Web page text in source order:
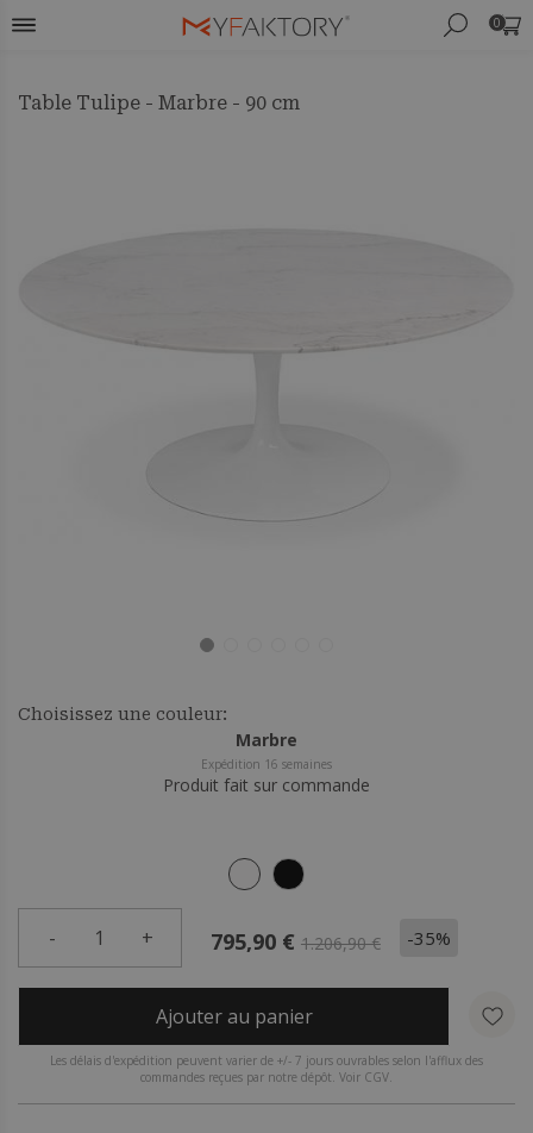
0
Table Tulipe - Marbre - 90 cm
Choisissez une couleur:
Marbre
Expédition 16 semaines
Produit fait sur commande
- 1 + 795,90 € 1.206,90 € -35%
Ajouter au panier
Les délais d'expédition peuvent varier de +/- 7 jours ouvrables selon l'afflux des
commandes reçues par notre dépôt. Voir CGV.